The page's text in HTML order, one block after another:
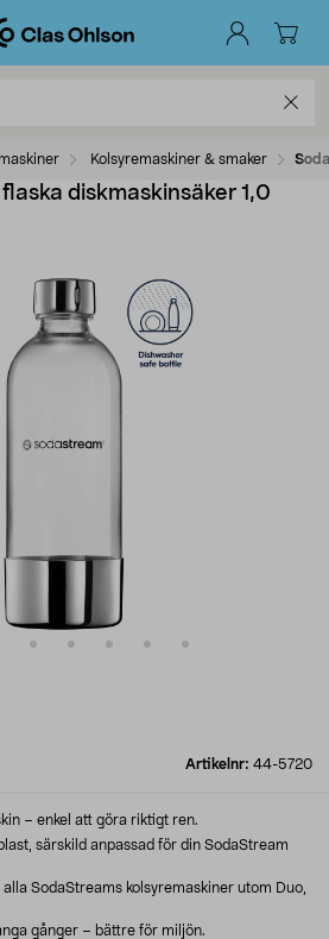
Kolsyremaskiner & smaker
diskmaskinsäker 1,0
Artikelnr: 44-5720
– enkel att göra riktigt ren.
särskild anpassad för din SodaStream
SodaStreams kolsyremaskiner utom Duo,
gånger – bättre för miljön.